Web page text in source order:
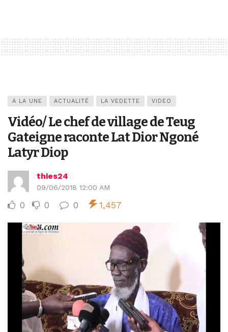
A LA UNE ACTUALITÉ LA VEDETTE VIDEO
Vidéo/ Le chef de village de Teug
Gateigne raconte Lat Dior Ngoné
Latyr Diop
thies24
09/06/2018 12:00 AM
0 0 0 1,457